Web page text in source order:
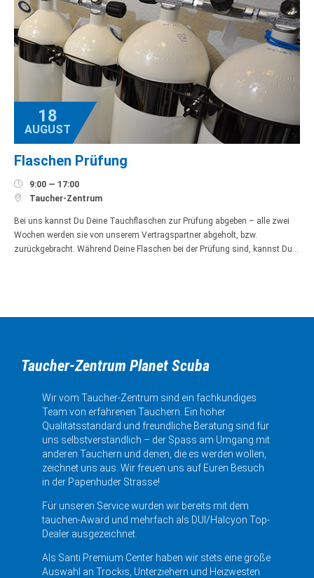
18
AUGUST
Flaschen Prüfung
 9:00 — 17:00
 Taucher-Zentrum
Bei uns kannst Du Deine Tauchflaschen zur Prüfung abgeben – alle zwei
Wochen werden sie von unserem Vertragspartner abgeholt, bzw.
zurückgebracht. Während Deine Flaschen bei der Prüfung sind, kannst Du…
Taucher-Zentrum Planet Scuba
Wir vom Taucher-Zentrum sind ein fachkundiges
Team von erfahrenen Tauchern. Ein hoher
Qualitätsstandard und freundliche Beratung sind für
uns selbstverständlich – der Spass am Umgang mit
anderen Tauchern und denen, die es werden wollen,
zeichnet uns aus. Wir freuen uns auf Euren Besuch
in der Papenhuder Strasse!
Für unseren Service wurden wir bereits mit dem
tauchen-Award und mehrfach als DUI/Halcyon Top-
Dealer ausgezeichnet.
Als Santi Premium Center haben wir stets eine große
Auswahl an Trockis, Unterziehern und Heizwesten